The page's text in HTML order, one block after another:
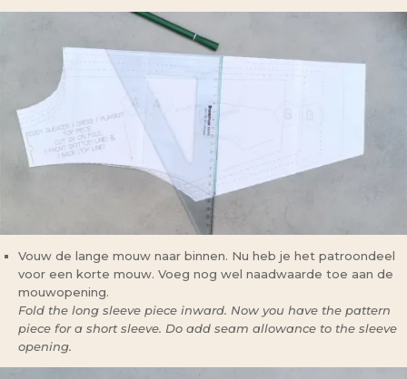
Vouw de lange mouw naar binnen. Nu heb je het patroondeel
voor een korte mouw. Voeg nog wel naadwaarde toe aan de
mouwopening.
Fold the long sleeve piece inward. Now you have the pattern
piece for a short sleeve. Do add seam allowance to the sleeve
opening.